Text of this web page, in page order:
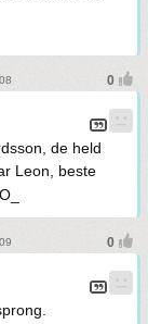
de held
Leon, beste